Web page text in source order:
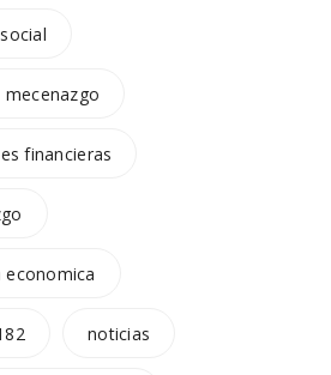
financieras
economica
noticias